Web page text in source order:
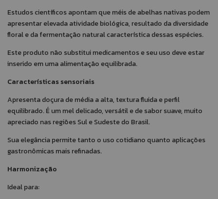
Estudos científicos apontam que méis de abelhas nativas podem
apresentar elevada atividade biológica, resultado da diversidade
floral e da fermentação natural característica dessas espécies.
Este produto não substitui medicamentos e seu uso deve estar
inserido em uma alimentação equilibrada.
Características sensoriais
Apresenta doçura de média a alta, textura fluida e perfil
equilibrado. É um mel delicado, versátil e de sabor suave, muito
apreciado nas regiões Sul e Sudeste do Brasil.
Sua elegância permite tanto o uso cotidiano quanto aplicações
gastronômicas mais refinadas.
Harmonização
Ideal para: